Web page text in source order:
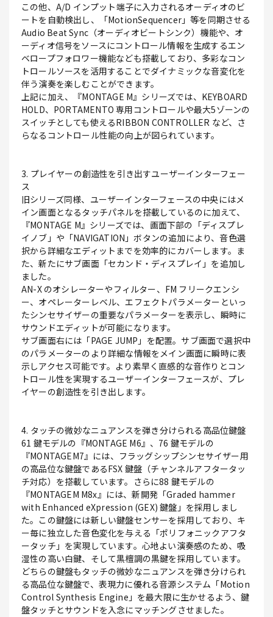
この他、A/D インプット端子に入力されるオーディオのビ
ートを自動検出し、「MotionSequencer」等を同期させる
Audio Beat Sync（オーディオビートシンク）機能や、オ
ーディオ信号をソースにコントロール情報を生成するエン
ベロープフォロワー機能なども搭載しており、多彩なコン
トロールソースを活用することでダイナミックな音変化を
伴う演奏を楽しむことができます。
上記に加え、『MONTAGE M』シリーズでは、KEYBOARD
HOLD、PORTAMENTO 専用コントロールや最大5ゾーンの
スイッチとしても使えるRIBBON CONTROLLER など、さ
らなるコントロール性能の向上が図られています。
3. プレイヤーの創造性を引き出すユーザーインターフェー
ス
旧シリーズ同様、ユーザーインターフェースの中央にはメ
イン画面となるタッチパネルを搭載しているのに加えて、
『MONTAGE M』シリーズでは、画面下部の「ディスプレ
イノブ」や「NAVIGATION」ボタンの追加により、音色選
択から詳細なエディットまでを効率的にカバーします。ま
た、新たにサブ画面「セカンド・ディスプレイ」を追加し
ました。
AN-X のオシレーターやフィルター、FM フリークエンシ
ー、オペレーターレベル、エフェクトパラメーターといっ
たシンセサイザーの重要なパラメーターを表示し、瞬時に
サウンドエディットが可能になります。
サブ画面右には「PAGE JUMP」を配置。サブ画面で選択中
のパラメーターのより詳細な情報をメイン画面に瞬時に表
示しアクセス可能です。より素早く直感的な音作りとコン
トロール性を実現するユーザーインターフェースが、プレ
イヤーの創造性を引き出します。
4. タッチの微妙なニュアンスを弾き分けられる高品位鍵盤
61 鍵モデルの『MONTAGE M6』、76 鍵モデルの
『MONTAGEM7』には、フラッグシップシンセサイザー用
の高品位な鍵盤であるFSX 鍵盤（チャンネルアフタータッ
チ対応）を搭載しています。さらに88 鍵モデルの
『MONTAGEM M8x』には、新開発「Graded hammer
with Enhanced eXpression (GEX) 鍵盤」を採用しまし
た。この鍵盤には新しい鍵盤センサーを採用しており、キ
ー毎に独立した音色変化を与える「ポリフォニックアフタ
ータッチ」を実現しています。心地よい演奏感のため、吸
湿性の高い白鍵、そして黒檀調の黒鍵を採用しています。
どちらの鍵盤もタッチの微妙なニュアンスを弾き分けられ
る高品位な鍵盤で、表現力に優れる音源システム「Motion
Control Synthesis Engine」を最大限に生かせるよう、鍵
盤タッチとサウンドを入念にマッチングさせました。